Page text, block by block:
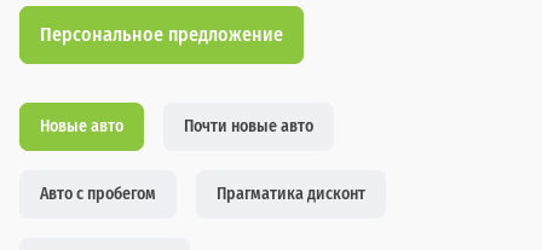
Персональное предложение
Новые авто Почти новые авто
Авто с пробегом Прагматика дисконт